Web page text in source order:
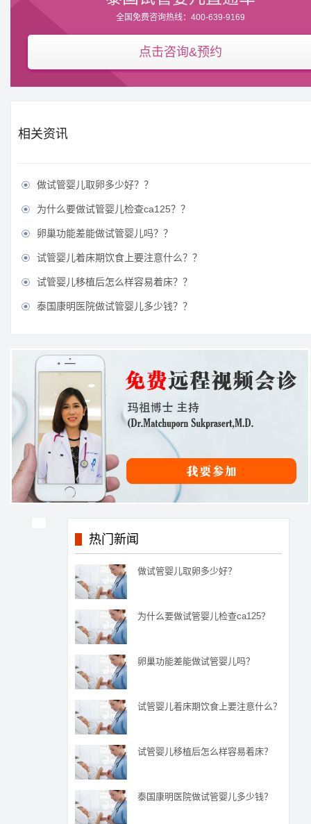
全国免费咨询热线：400-639-9169
点击咨询&预约
相关资讯
 做试管婴儿取卵多少好？？
 为什么要做试管婴儿检查ca125？？
 卵巢功能差能做试管婴儿吗？？
 试管婴儿着床期饮食上要注意什么？？
 试管婴儿移植后怎么样容易着床？？
 泰国康明医院做试管婴儿多少钱？？
热门新闻
做试管婴儿取卵多少好？
为什么要做试管婴儿检查ca125？
卵巢功能差能做试管婴儿吗？
试管婴儿着床期饮食上要注意什么？
试管婴儿移植后怎么样容易着床？
泰国康明医院做试管婴儿多少钱？